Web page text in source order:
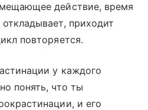
действие, время
приходит
повторяется.
у каждого
понять, что ты
и его